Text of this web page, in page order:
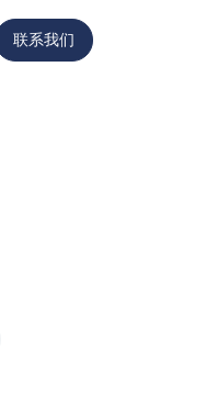
联系我们